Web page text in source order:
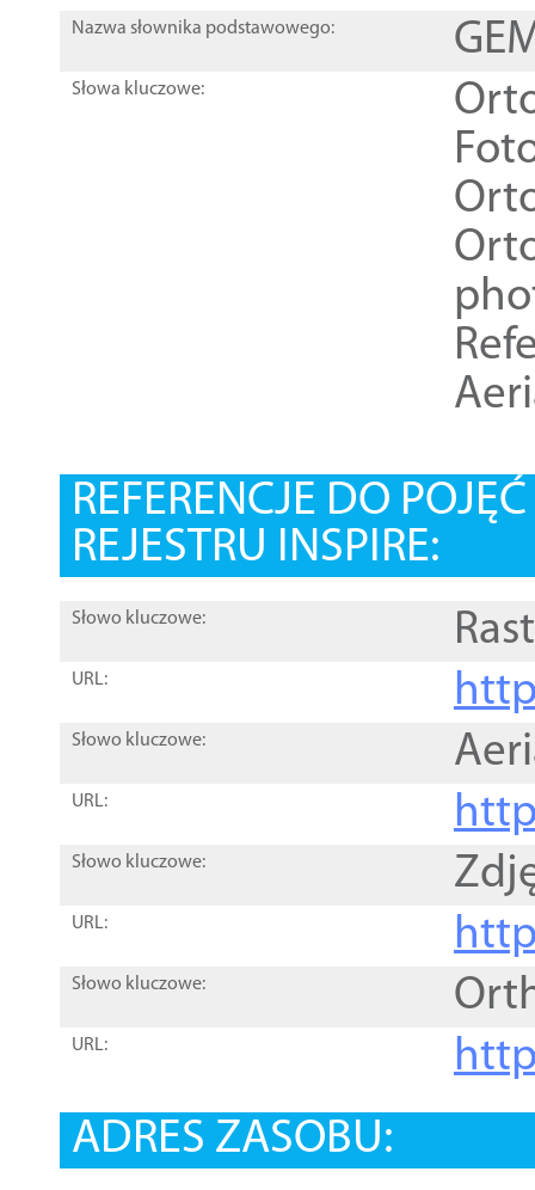
Nazwa słownika podstawowego:
Słowa kluczowe:
REFERENCJE DO
REJESTRU INSPIRE:
Słowo kluczowe:
URL:
Słowo kluczowe:
URL:
Słowo kluczowe:
URL:
Słowo kluczowe:
URL:
ADRES ZASOBU: